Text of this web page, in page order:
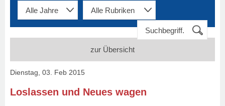
zur Übersicht
Dienstag, 03. Feb 2015
Loslassen und Neues wagen